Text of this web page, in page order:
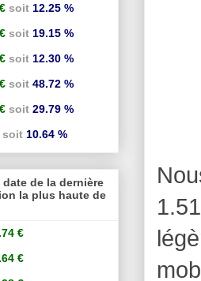
soit 12.25 %
soit 19.15 %
soit 12.30 %
soit 48.72 %
soit 29.79 %
soit 10.64 %
de la dernière
la plus haute de
€
€